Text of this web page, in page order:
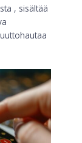
, sisältää